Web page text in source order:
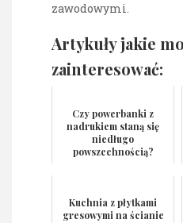
zawodowymi.
Artykuły jakie
zainteresować:
Czy powerbanki z
nadrukiem staną się
niedługo
powszechnością?
Kuchnia z płytkami
gresowymi na ścianie